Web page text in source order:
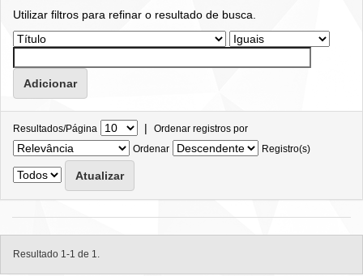
Utilizar filtros para refinar o resultado de busca.
Resultados/Página | Ordenar registros por
Ordenar
Registro(s)
Resultado 1-1 de 1.